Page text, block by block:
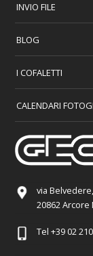
INVIO FILE
BLOG
I COFALETTI
CALENDARI
via
20862 Arcore
Tel +39 02